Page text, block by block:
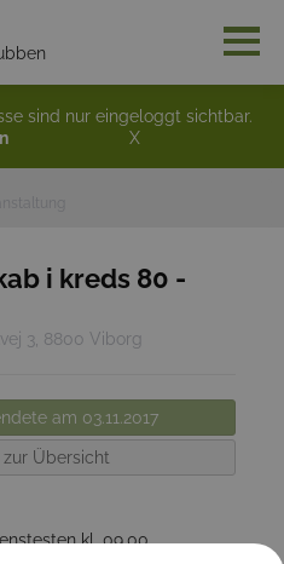
sind nur eingeloggt sichtbar.
X
i kreds 80 -
3, 8800 Viborg
am 03.11.2017
Übersicht
kl. 09.00